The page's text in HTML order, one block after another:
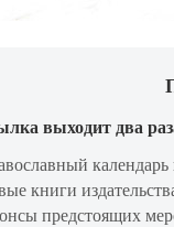
выходит два
книги
предстоящих